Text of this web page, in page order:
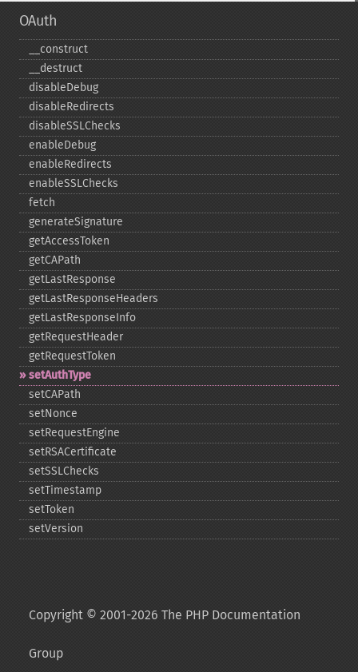
OAuth
_​_​construct
_​_​destruct
disableDebug
disableRedirects
disableSSLChecks
enableDebug
enableRedirects
enableSSLChecks
fetch
generateSignature
getAccessToken
getCAPath
getLastResponse
getLastResponseHeaders
getLastResponseInfo
getRequestHeader
getRequestToken
setAuthType
setCAPath
setNonce
setRequestEngine
setRSACertificate
setSSLChecks
setTimestamp
setToken
setVersion
Copyright © 2001-2026 The PHP Documentation
Group